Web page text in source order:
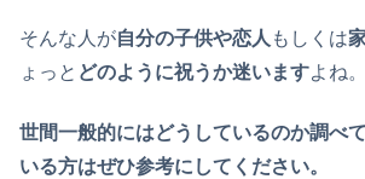
そんな人が自分の子供や恋人 もしくは
ょっと どのように祝うか迷いますよね。
世間一般的にはどうしているのか調べ
いる方はぜひ参考にしてください。